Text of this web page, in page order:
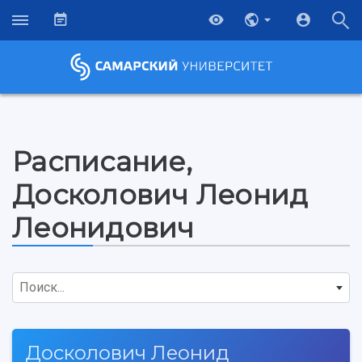
НАЗАД
Об университете
Новости
Образование
Научно-исследовательская деятельность
Расписание,
Досколович Леонид
Леонидович
Поиск...
Досколович Леонид